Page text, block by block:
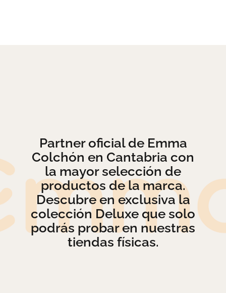
Partner oficial de Emma
Colchón en Cantabria con
la mayor selección de
productos de la marca.
Descubre en exclusiva la
colección Deluxe que solo
podrás probar en nuestras
tiendas físicas.